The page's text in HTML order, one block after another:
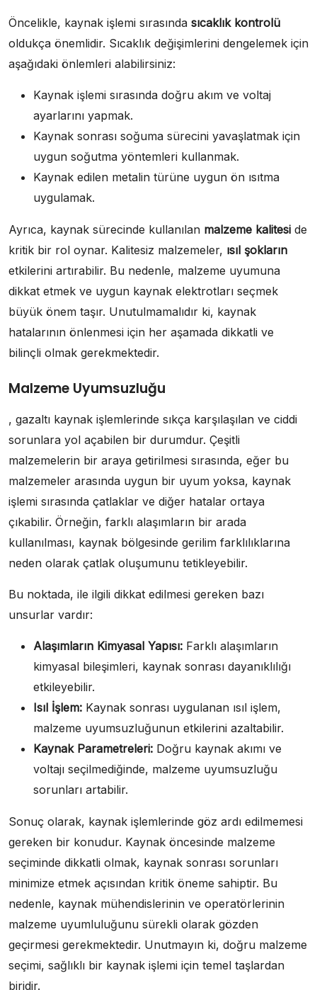
Öncelikle, kaynak işlemi sırasında sıcaklık kontrolü
oldukça önemlidir. Sıcaklık değişimlerini dengelemek için
aşağıdaki önlemleri alabilirsiniz:
Kaynak işlemi sırasında doğru akım ve voltaj
ayarlarını yapmak.
Kaynak sonrası soğuma sürecini yavaşlatmak için
uygun soğutma yöntemleri kullanmak.
Kaynak edilen metalin türüne uygun ön ısıtma
uygulamak.
Ayrıca, kaynak sürecinde kullanılan malzeme kalitesi de
kritik bir rol oynar. Kalitesiz malzemeler, ısıl şokların
etkilerini artırabilir. Bu nedenle, malzeme uyumuna
dikkat etmek ve uygun kaynak elektrotları seçmek
büyük önem taşır. Unutulmamalıdır ki, kaynak
hatalarının önlenmesi için her aşamada dikkatli ve
bilinçli olmak gerekmektedir.
Malzeme Uyumsuzluğu
, gazaltı kaynak işlemlerinde sıkça karşılaşılan ve ciddi
sorunlara yol açabilen bir durumdur. Çeşitli
malzemelerin bir araya getirilmesi sırasında, eğer bu
malzemeler arasında uygun bir uyum yoksa, kaynak
işlemi sırasında çatlaklar ve diğer hatalar ortaya
çıkabilir. Örneğin, farklı alaşımların bir arada
kullanılması, kaynak bölgesinde gerilim farklılıklarına
neden olarak çatlak oluşumunu tetikleyebilir.
Bu noktada, ile ilgili dikkat edilmesi gereken bazı
unsurlar vardır:
Alaşımların Kimyasal Yapısı: Farklı alaşımların
kimyasal bileşimleri, kaynak sonrası dayanıklılığı
etkileyebilir.
Isıl İşlem: Kaynak sonrası uygulanan ısıl işlem,
malzeme uyumsuzluğunun etkilerini azaltabilir.
Kaynak Parametreleri: Doğru kaynak akımı ve
voltajı seçilmediğinde, malzeme uyumsuzluğu
sorunları artabilir.
Sonuç olarak, kaynak işlemlerinde göz ardı edilmemesi
gereken bir konudur. Kaynak öncesinde malzeme
seçiminde dikkatli olmak, kaynak sonrası sorunları
minimize etmek açısından kritik öneme sahiptir. Bu
nedenle, kaynak mühendislerinin ve operatörlerinin
malzeme uyumluluğunu sürekli olarak gözden
geçirmesi gerekmektedir. Unutmayın ki, doğru malzeme
seçimi, sağlıklı bir kaynak işlemi için temel taşlardan
biridir.